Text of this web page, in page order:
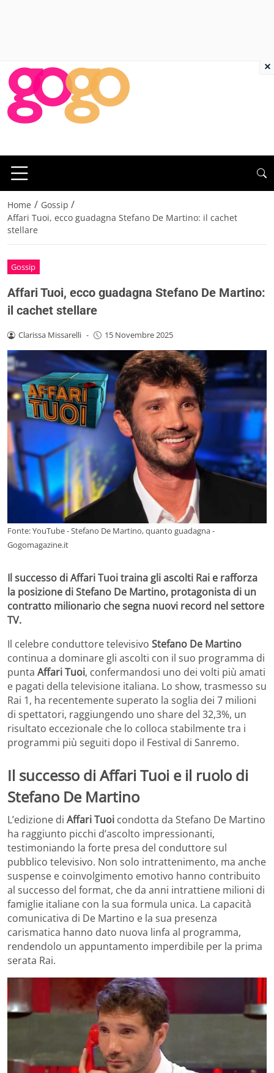
Home / Gossip /
Affari Tuoi, ecco guadagna Stefano De Martino: il cachet
stellare
Gossip
Affari Tuoi, ecco guadagna Stefano De Martino:
il cachet stellare
Clarissa Missarelli - 15 Novembre 2025
Fonte: YouTube - Stefano De Martino, quanto guadagna -
Gogomagazine.it
Il successo di Affari Tuoi traina gli ascolti Rai e rafforza
la posizione di Stefano De Martino, protagonista di un
contratto milionario che segna nuovi record nel settore
TV.
Il celebre conduttore televisivo Stefano De Martino
continua a dominare gli ascolti con il suo programma di
punta Affari Tuoi, confermandosi uno dei volti più amati
e pagati della televisione italiana. Lo show, trasmesso su
Rai 1, ha recentemente superato la soglia dei 7 milioni
di spettatori, raggiungendo uno share del 32,3%, un
risultato eccezionale che lo colloca stabilmente tra i
programmi più seguiti dopo il Festival di Sanremo.
Il successo di Affari Tuoi e il ruolo di
Stefano De Martino
L’edizione di Affari Tuoi condotta da Stefano De Martino
ha raggiunto picchi d’ascolto impressionanti,
testimoniando la forte presa del conduttore sul
pubblico televisivo. Non solo intrattenimento, ma anche
suspense e coinvolgimento emotivo hanno contribuito
al successo del format, che da anni intrattiene milioni di
famiglie italiane con la sua formula unica. La capacità
comunicativa di De Martino e la sua presenza
carismatica hanno dato nuova linfa al programma,
rendendolo un appuntamento imperdibile per la prima
serata Rai.
×